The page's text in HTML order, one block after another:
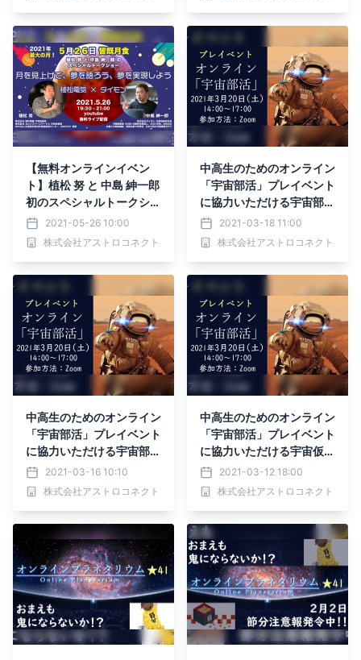
【無料オンラインイベン
ト】植松 努 と 中島 紳一郎
初のスペシャルトークショ
ー 「月を見上げて、夢を
語ろう、夢を実現しよう」
の配信を行います
2021-05-26 10:00
株式会社アストロコネクト
中高生のためのオンライン
「宇宙部活」プレイベント
に協力いただける宇宙部員
を募集2021-03-18 11:00
株式会社アストロコネクト
中高生のためのオンライン
「宇宙部活」プレイベント
に協力いただける宇宙部員
を募集2021-03-16 10:10
株式会社アストロコネクト
中高生のためのオンライン
「宇宙部活」プレイベント
に協力いただける宇宙仮部
員を募集2021-03-12 18:00
株式会社アストロコネクト